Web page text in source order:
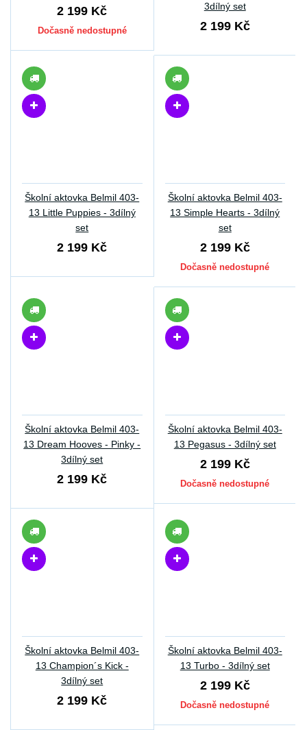
2 199 Kč
Dočasně nedostupné
3dílný set
2 199 Kč
Školní aktovka Belmil 403-
13 Little Puppies - 3dílný
set
2 199 Kč
Školní aktovka Belmil 403-
13 Simple Hearts - 3dílný
set
2 199 Kč
Dočasně nedostupné
Školní aktovka Belmil 403-
13 Dream Hooves - Pinky -
3dílný set
2 199 Kč
Školní aktovka Belmil 403-
13 Pegasus - 3dílný set
2 199 Kč
Dočasně nedostupné
Školní aktovka Belmil 403-
13 Champion´s Kick -
3dílný set
2 199 Kč
Školní aktovka Belmil 403-
13 Turbo - 3dílný set
2 199 Kč
Dočasně nedostupné